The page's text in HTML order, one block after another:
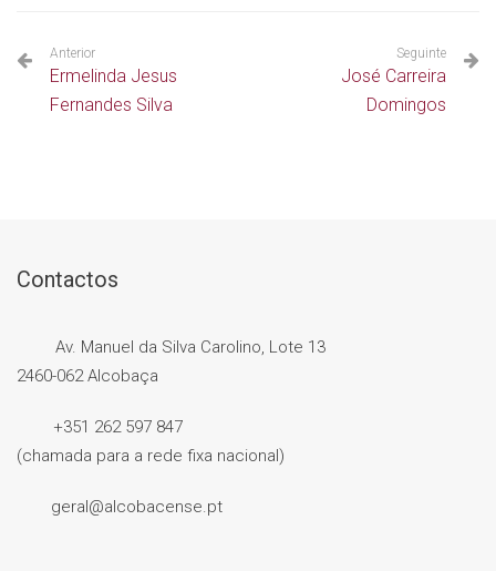
Anterior
Ermelinda Jesus
Fernandes Silva
Seguinte
José Carreira
Domingos
Contactos
Av. Manuel da Silva Carolino, Lote 13
2460-062 Alcobaça
+351 262 597 847
(chamada para a rede fixa nacional)
geral@alcobacense.pt